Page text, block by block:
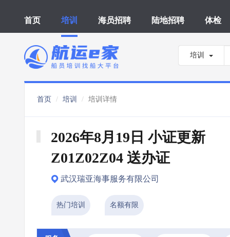
首页 培训 海员招聘 陆地招聘 体检
培训
首页 培训 培训详情
2026年8月19日 小证更新
Z01Z02Z04 送办证
武汉瑞亚海事服务有限公司
热门培训 名额有限